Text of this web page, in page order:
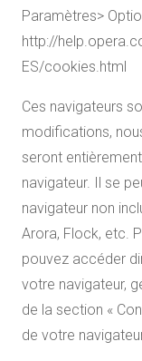
Paramètres>
http://
ES/cookies.html
Ces navigateurs
modifications,
seront
navigateur. Il se
navigateur non
Arora, Flock, etc.
pouvez accéder
votre navigateur,
de la section «
de votre